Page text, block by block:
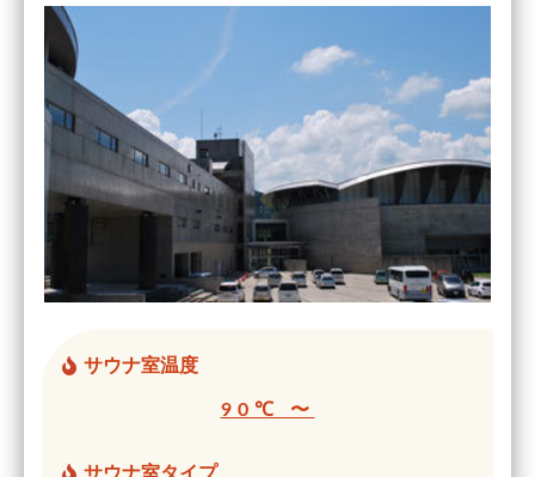
サウナ室温度
90℃ 〜
サウナ室タイプ